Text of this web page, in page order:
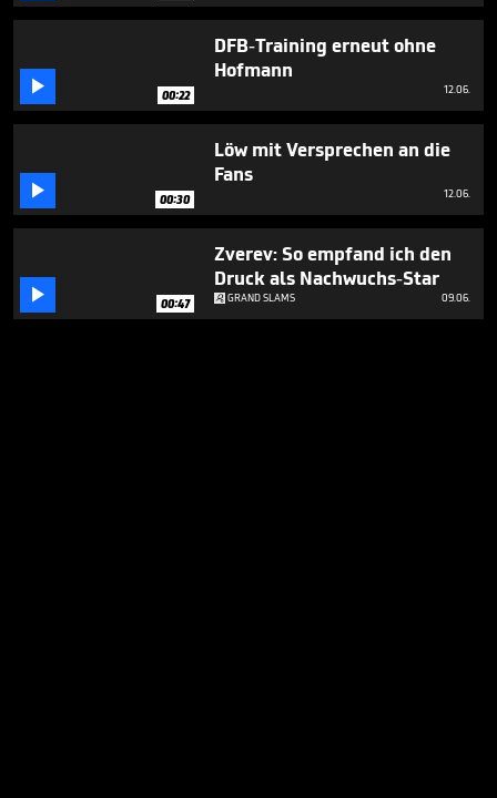
 00:22
DFB-Training erneut ohne
Hofmann
12.06.
 00:30
Löw mit Versprechen an die
Fans
12.06.
 00:47
Zverev: So empfand ich den
Druck als Nachwuchs-Star
GRAND SLAMS 09.06.